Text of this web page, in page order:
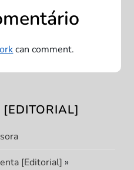
can comment.
[Editorial] »